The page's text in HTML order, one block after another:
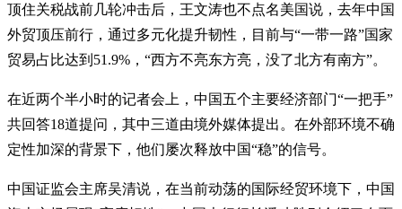
顶住关税战前几轮冲击后，王文涛也不点名美国说，去年中国
外贸顶压前行，通过多元化提升韧性，目前与“一带一路”国家
贸易占比达到51.9%，“西方不亮东方亮，没了北方有南方”。
在近两个半小时的记者会上，中国五个主要经济部门“一把手”
共回答18道提问，其中三道由境外媒体提出。在外部环境不确
定性加深的背景下，他们屡次释放中国“稳”的信号。
中国证监会主席吴清说，在当前动荡的国际经贸环境下，中国